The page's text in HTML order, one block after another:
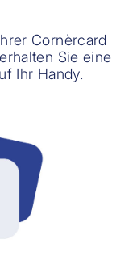
Cornèrcard
Sie eine
Ihr Handy.